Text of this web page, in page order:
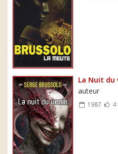
La Nuit du
auteur
1987 4